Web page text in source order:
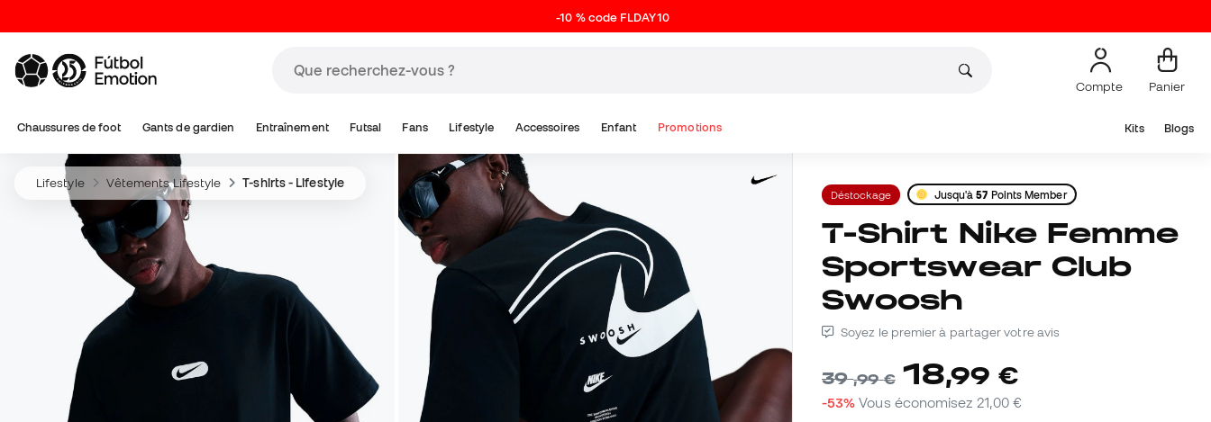
-10 % code FLDAY10
Compte Panier
Chaussures de foot Gants de gardien Entraînement Futsal Fans Lifestyle Accessoires Enfant Promotions Kits Blogs
Lifestyle Vêtements Lifestyle T-shirts - Lifestyle
Déstockage Jusqu'à57 Points Member
T-Shirt Nike Femme
Sportswear Club
Swoosh
Soyez le premier à partager votre avis
39,99 € 18,99 €
-53% Vous économisez 21,00 €